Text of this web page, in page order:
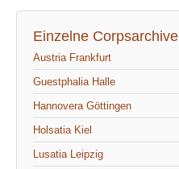
Einzelne Corpsarchive
Austria Frankfurt
Guestphalia Halle
Hannovera Göttingen
Holsatia Kiel
Lusatia Leipzig